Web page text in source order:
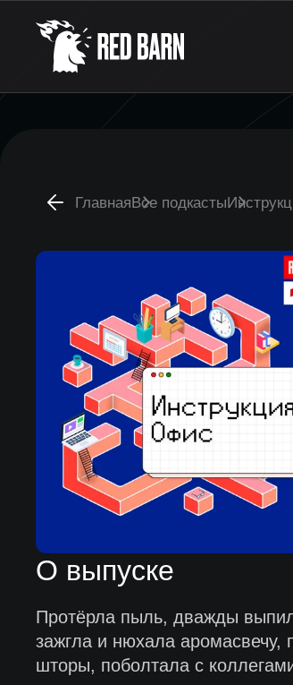
ГлавнаяВсе подкасты
О выпуске
Протёрла пыль, дважды
зажгла и нюхала аромасвечу,
шторы, поболтала с